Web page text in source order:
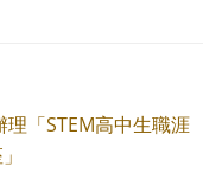
「STEM高中生職涯